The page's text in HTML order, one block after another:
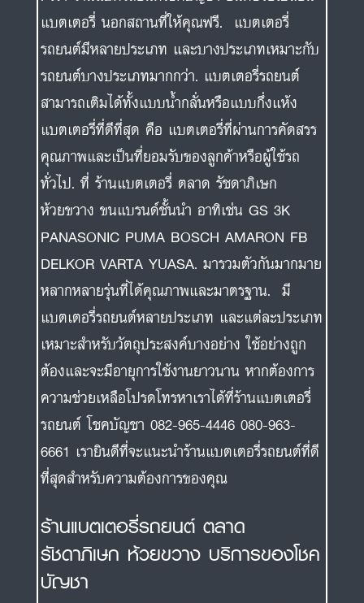
แบตเตอรี่ นอกสถานที่ให้คุณฟรี. แบตเตอรี่
รถยนต์มีหลายประเภท และบางประเภทเหมาะกับ
รถยนต์บางประเภทมากกว่า. แบตเตอรี่รถยนต์
สามารถเติมได้ทั้งแบบน้ำกลั่นหรือแบบกึ่งแห้ง
แบตเตอรี่ที่ดีที่สุด คือ แบตเตอรี่ที่ผ่านการคัดสรร
คุณภาพและเป็นที่ยอมรับของลูกค้าหรือผู้ใช้รถ
ทั่วไป. ที่ ร้านแบตเตอรี่ ตลาด รัชดาภิเษก
ห้วยขวาง ขนแบรนด์ชั้นนำ อาทิเช่น GS 3K
PANASONIC PUMA BOSCH AMARON FB
DELKOR VARTA YUASA. มารวมตัวกันมากมาย
หลากหลายรุ่นที่ได้คุณภาพและมาตรฐาน. มี
แบตเตอรี่รถยนต์หลายประเภท และแต่ละประเภท
เหมาะสำหรับวัตถุประสงค์บางอย่าง ใช้อย่างถูก
ต้องและจะมีอายุการใช้งานยาวนาน หากต้องการ
ความช่วยเหลือโปรดโทรหาเราได้ที่ร้านแบตเตอรี่
รถยนต์ โชคบัญชา 082-965-4446 080-963-
6661 เรายินดีที่จะแนะนำร้านแบตเตอรี่รถยนต์ที่ดี
ที่สุดสำหรับความต้องการของคุณ
ร้านแบตเตอรี่รถยนต์ ตลาด
รัชดาภิเษก ห้วยขวาง บริการของโชค
บัญชา